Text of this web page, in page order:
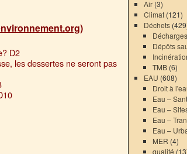
D2
les dessertes ne seront pas
Air(3)
Climat(121)
Déchets
Dépôts
TMB (6)
EAU (608)
Droit à
Eau –
Eau –
Eau –
Eau –
MER (4)
qualité